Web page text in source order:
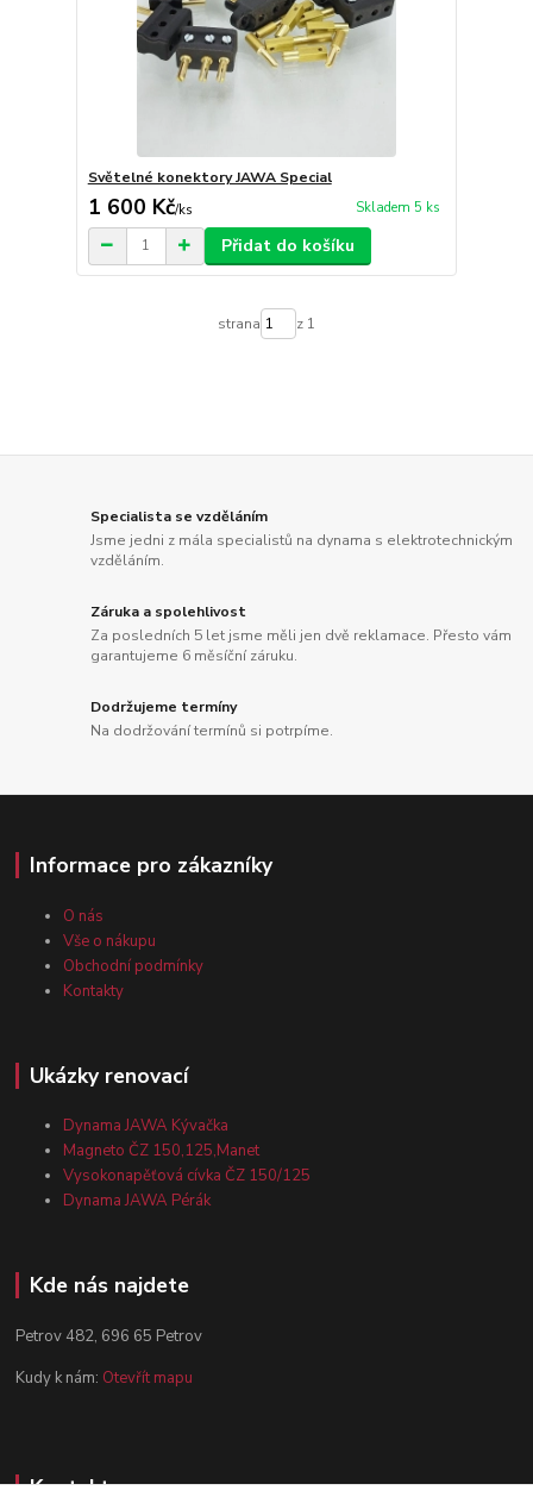
Světelné konektory JAWA Special
1 600 Kč/ks Skladem 5 ks
Přidat do košíku
strana z 1
Specialista se vzděláním
Jsme jedni z mála specialistů na dynama s elektrotechnickým
vzděláním.
Záruka a spolehlivost
Za posledních 5 let jsme měli jen dvě reklamace. Přesto vám
garantujeme 6 měsíční záruku.
Dodržujeme termíny
Na dodržování termínů si potrpíme.
Informace pro zákazníky
O nás
Vše o nákupu
Obchodní podmínky
Kontakty
Ukázky renovací
Dynama JAWA Kývačka
Magneto ČZ 150,125,Manet
Vysokonapěťová cívka ČZ 150/125
Dynama JAWA Pérák
Kde nás najdete
Petrov 482, 696 65 Petrov
Kudy k nám: Otevřít mapu
Kontakty